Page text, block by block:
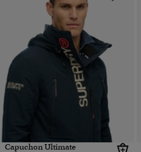
Capuchon Ultimate